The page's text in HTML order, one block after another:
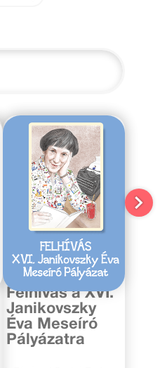
2020. március 9.
Felhívás a XVI.
Janikovszky
Éva Meseíró
Pályázatra